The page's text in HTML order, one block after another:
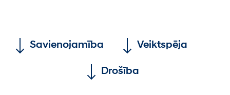
Savienojamība Veiktspēja
Drošība